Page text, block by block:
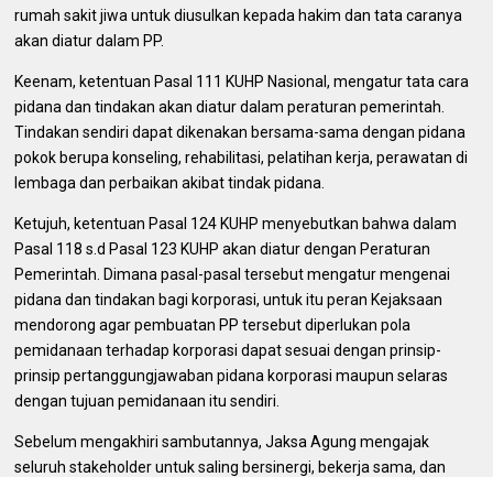
rumah sakit jiwa untuk diusulkan kepada hakim dan tata caranya
akan diatur dalam PP.
Keenam, ketentuan Pasal 111 KUHP Nasional, mengatur tata cara
pidana dan tindakan akan diatur dalam peraturan pemerintah.
Tindakan sendiri dapat dikenakan bersama-sama dengan pidana
pokok berupa konseling, rehabilitasi, pelatihan kerja, perawatan di
lembaga dan perbaikan akibat tindak pidana.
Ketujuh, ketentuan Pasal 124 KUHP menyebutkan bahwa dalam
Pasal 118 s.d Pasal 123 KUHP akan diatur dengan Peraturan
Pemerintah. Dimana pasal-pasal tersebut mengatur mengenai
pidana dan tindakan bagi korporasi, untuk itu peran Kejaksaan
mendorong agar pembuatan PP tersebut diperlukan pola
pemidanaan terhadap korporasi dapat sesuai dengan prinsip-
prinsip pertanggungjawaban pidana korporasi maupun selaras
dengan tujuan pemidanaan itu sendiri.
Sebelum mengakhiri sambutannya, Jaksa Agung mengajak
seluruh stakeholder untuk saling bersinergi, bekerja sama, dan